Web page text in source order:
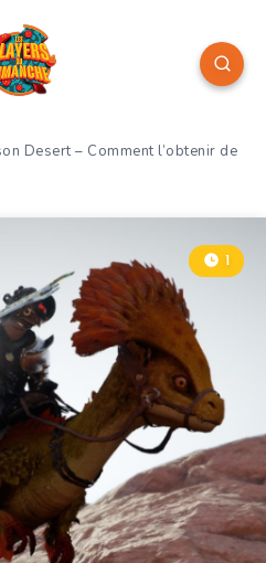
Desert – Comment l’obtenir de
1